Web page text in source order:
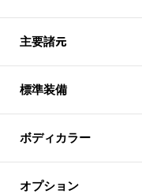
主要諸元
標準装備
ボディカラー
オプション